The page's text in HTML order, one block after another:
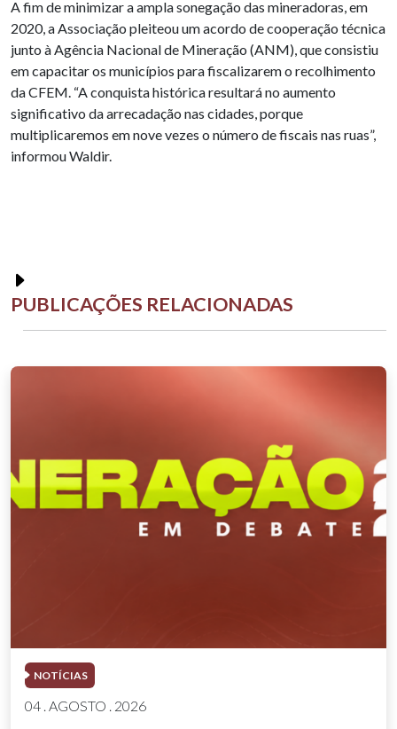
A fim de minimizar a ampla sonegação das mineradoras, em
2020, a Associação pleiteou um acordo de cooperação técnica
junto à Agência Nacional de Mineração (ANM), que consistiu
em capacitar os municípios para fiscalizarem o recolhimento
da CFEM. “A conquista histórica resultará no aumento
significativo da arrecadação nas cidades, porque
multiplicaremos em nove vezes o número de fiscais nas ruas”,
informou Waldir.
PUBLICAÇÕES RELACIONADAS
NOTÍCIAS
04 . AGOSTO . 2026